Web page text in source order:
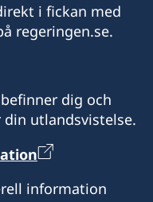
18 juli – 9
gäller från och
i fickan med
regeringen.se.
dig och
utlandsvistelse.
information